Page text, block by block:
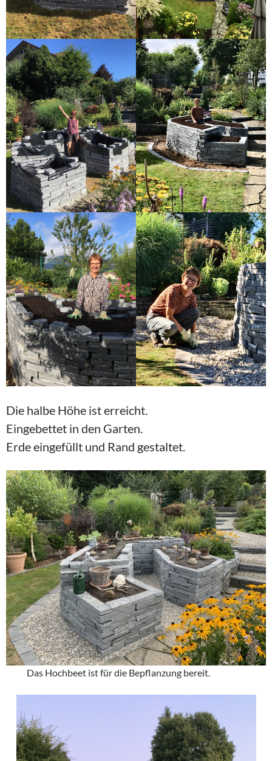
Die halbe Höhe ist erreicht.
Eingebettet in den Garten.
Erde eingefüllt und Rand gestaltet.
Das Hochbeet ist für die Bepflanzung bereit.